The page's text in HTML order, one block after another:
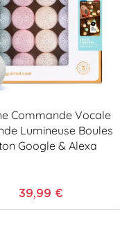
Commande Vocale
Lumineuse Boules
Google & Alexa
39,99 €